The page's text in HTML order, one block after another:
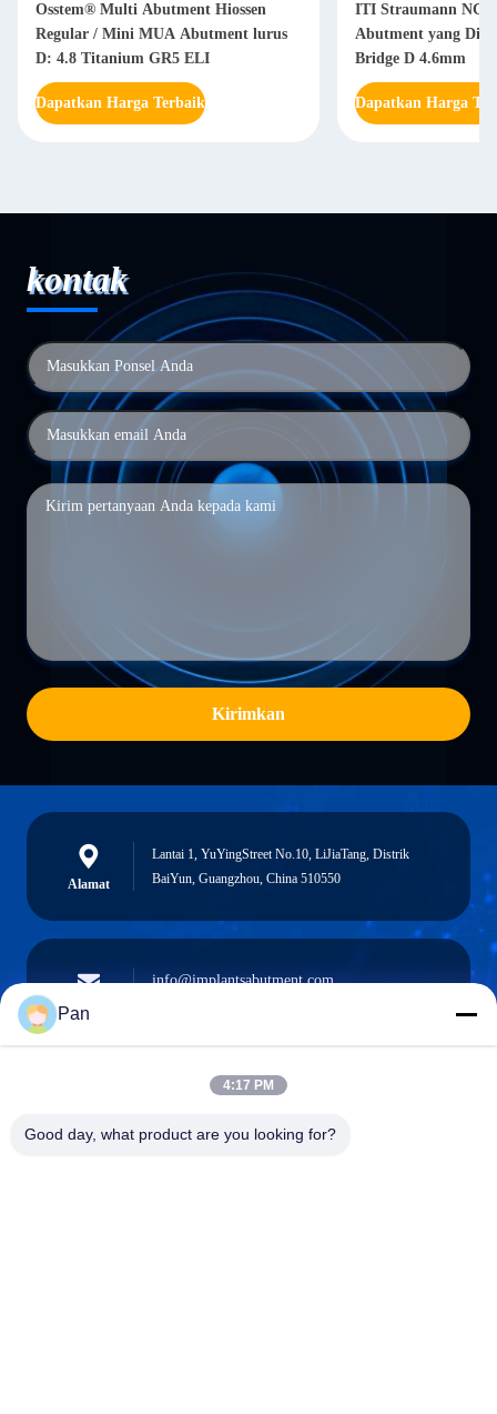
Osstem® Multi Abutment Hiossen
Regular / Mini MUA Abutment lurus
D: 4.8 Titanium GR5 ELI
Dapatkan Harga Terbaik
ITI Straumann NC
Abutment yang
Bridge D 4.6mm
Dapatkan Harga
kontak
Kirimkan
Alamat
Lantai 1, YuYingStreet No.10, LiJiaTang, Distrik
BaiYun, Guangzhou, China 510550
Surel
info@implantsabutment.com
Telepon
Pan
4:17 PM
Good day, what product are you looking for?